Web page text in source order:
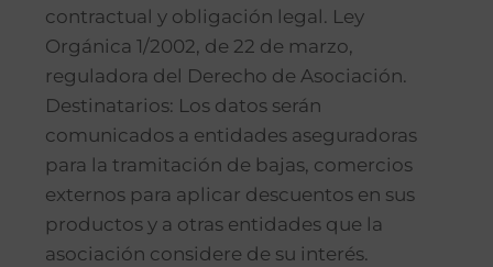
contractual y obligación legal. Ley
Orgánica 1/2002, de 22 de marzo,
reguladora del Derecho de Asociación.
Destinatarios: Los datos serán
comunicados a entidades aseguradoras
para la tramitación de bajas, comercios
externos para aplicar descuentos en sus
productos y a otras entidades que la
asociación considere de su interés.